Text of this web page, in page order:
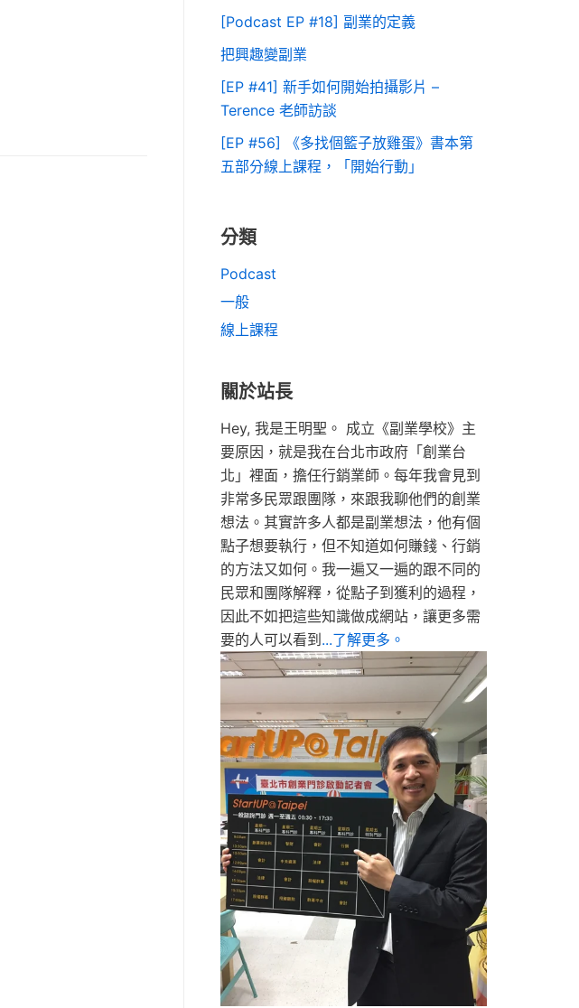
[Podcast EP #18] 副業的定義
把興趣變副業
[EP #41] 新手如何開始拍攝影片 –
Terence 老師訪談
[EP #56] 《多找個籃子放雞蛋》書本第
五部分線上課程，「開始行動」
分類
Podcast
一般
線上課程
關於站長
Hey, 我是王明聖。 成立《副業學校》主
要原因，就是我在台北市政府「創業台
北」裡面，擔任行銷業師。每年我會見到
非常多民眾跟團隊，來跟我聊他們的創業
想法。其實許多人都是副業想法，他有個
點子想要執行，但不知道如何賺錢、行銷
的方法又如何。我一遍又一遍的跟不同的
民眾和團隊解釋，從點子到獲利的過程，
因此不如把這些知識做成網站，讓更多需
要的人可以看到 ...了解更多。